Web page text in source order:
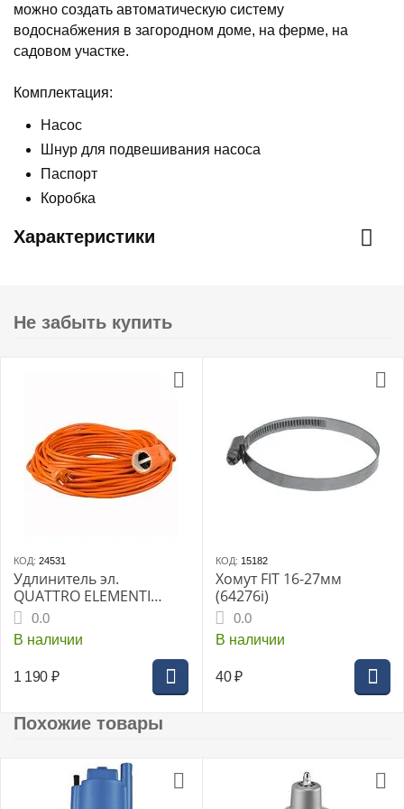
можно создать автоматическую систему
водоснабжения в загородном доме, на ферме, на
садовом участке.
Комплектация:
Насос
Шнур для подвешивания насоса
Паспорт
Коробка
Характеристики
Не забыть купить
КОД: 24531
Удлинитель эл.
QUATTRO ELEMENTI
силовой У-20 20м
0.0
В наличии
1 190 ₽
КОД: 15182
Хомут FIT 16-27мм
(64276i)
0.0
В наличии
40 ₽
Похожие товары